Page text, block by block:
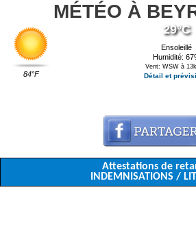
MÉTÉO À
84°F
29°C
Ensoleillé
Humidité:
Vent: WSW à
Détail et
Attestations de
INDEMNISATIONS /